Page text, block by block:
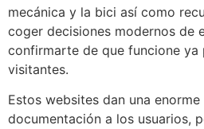
mecánica y la bici así­ como
coger decisiones modernos de
confirmarte de que funcione ya
visitantes.
Estos websites dan una
documentación a los usuarios,